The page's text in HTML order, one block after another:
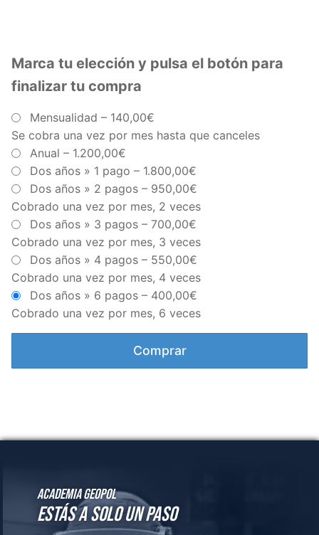
Academia GeoPol
Estás a solo un paso